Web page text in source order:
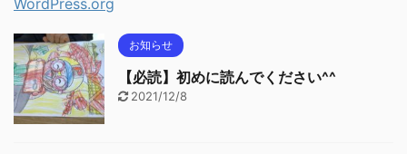
WordPress.org
お知らせ
【必読】初めに読んでください^^
2021/12/8